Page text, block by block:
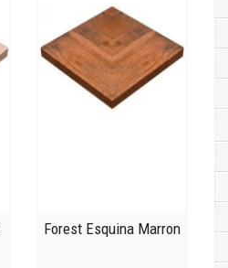
Forest Esquina Marron